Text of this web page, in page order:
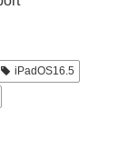
iPadOS16.5